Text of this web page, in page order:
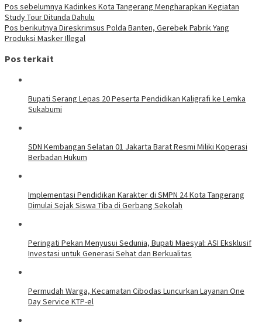
Pos sebelumnya Kadinkes Kota Tangerang Mengharapkan Kegiatan
Study Tour Ditunda Dahulu
Pos berikutnya Direskrimsus Polda Banten, Gerebek Pabrik Yang
Produksi Masker Illegal
Pos terkait
Bupati Serang Lepas 20 Peserta Pendidikan Kaligrafi ke Lemka
Sukabumi
SDN Kembangan Selatan 01 Jakarta Barat Resmi Miliki Koperasi
Berbadan Hukum
Implementasi Pendidikan Karakter di SMPN 24 Kota Tangerang
Dimulai Sejak Siswa Tiba di Gerbang Sekolah
Peringati Pekan Menyusui Sedunia, Bupati Maesyal: ASI Eksklusif
Investasi untuk Generasi Sehat dan Berkualitas
Permudah Warga, Kecamatan Cibodas Luncurkan Layanan One
Day Service KTP-el